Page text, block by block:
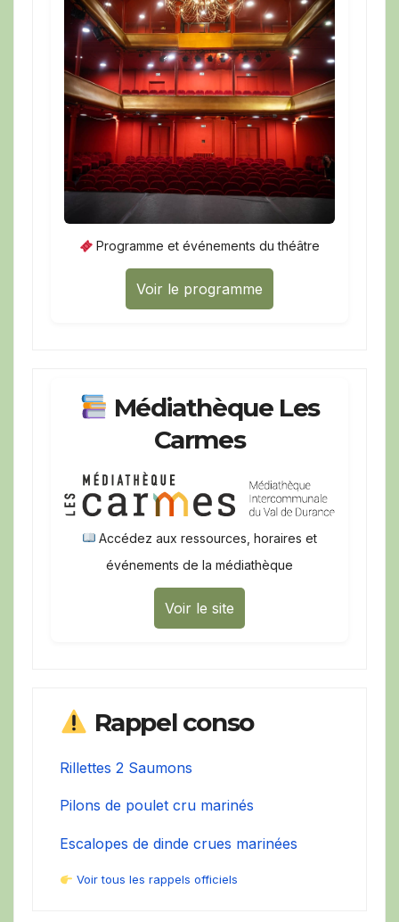
Programme et événements du théâtre
Voir le programme
Médiathèque Les
Carmes
Accédez aux ressources, horaires et
événements de la médiathèque
Voir le site
Rappel conso
Rillettes 2 Saumons
Pilons de poulet cru marinés
Escalopes de dinde crues marinées
Voir tous les rappels officiels